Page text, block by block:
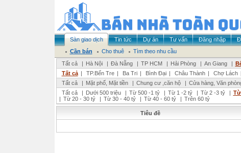
Sàn giao dịch Tin tức Dự án Tư vấn Đăng nhập
Cần bán
Cho thuê
Tìm theo nhu cầu
Tất cả
| Hà Nội | Đà Nẵng | TP HCM | Hải Phòng | An Giang |
Tất cả | TP.Bến Tre | Ba Tri | Bình Đại | Châu Thành | Chợ Lách
Tất cả
| Mặt phố, Mặt tiền | Chung cư ,căn hộ | Cửa hàng, Văn
Tất cả
| Dưới 500 triệu | Từ 500 -1 tỷ | Từ 1 -2 tỷ | Từ 2 -3 tỷ |
| Từ 20 - 30 tỷ | Từ 30 - 40 tỷ | Từ 40 - 60 tỷ | Trên 60 tỷ
Tiêu đề